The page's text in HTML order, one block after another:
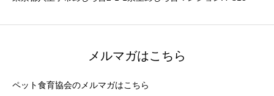
メルマガはこちら
ペット食育協会のメルマガはこちら